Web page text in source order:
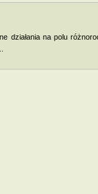
działania na polu